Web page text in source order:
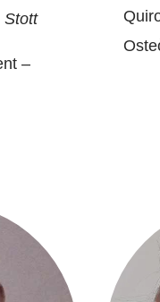
Stott
–